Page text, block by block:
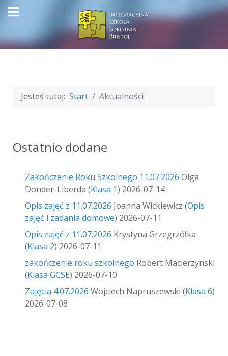
Jesteś tutaj: Start Aktualności
Ostatnio dodane
Zakończenie Roku Szkolnego 11.07.2026 Olga
Donder-Liberda (Klasa 1) 2026-07-14
Opis zajęć z 11.07.2026 Joanna Wickiewicz (Opis
zajęć i zadania domowe) 2026-07-11
Opis zajęć z 11.07.2026 Krystyna Grzegrzółka
(Klasa 2) 2026-07-11
zakończenie roku szkolnego Robert Macierzynski
(Klasa GCSE) 2026-07-10
Zajęcia 4.07.2026 Wojciech Napruszewski (Klasa 6)
2026-07-08